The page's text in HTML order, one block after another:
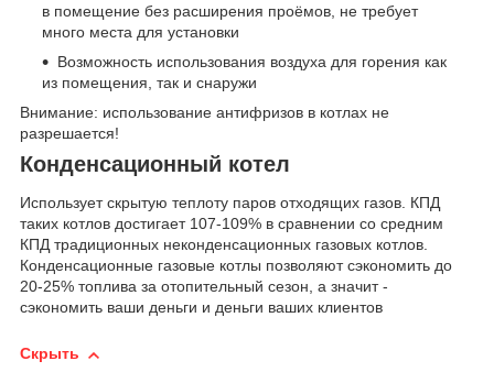
в помещение без расширения проёмов, не требует
много места для установки
Возможность использования воздуха для горения как
из помещения, так и снаружи
Внимание: использование антифризов в котлах не
разрешается!
Конденсационный котел
Использует скрытую теплоту паров отходящих газов. КПД
таких котлов достигает 107-109% в сравнении со средним
КПД традиционных неконденсационных газовых котлов.
Конденсационные газовые котлы позволяют сэкономить до
20-25% топлива за отопительный сезон, а значит -
сэкономить ваши деньги и деньги ваших клиентов
Скрыть